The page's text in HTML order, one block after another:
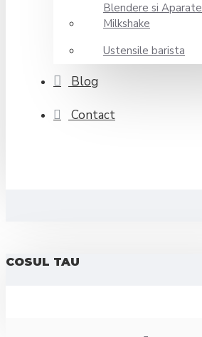
Blendere si Aparate
Milkshake
Ustensile barista
Blog
Contact
COSUL TAU